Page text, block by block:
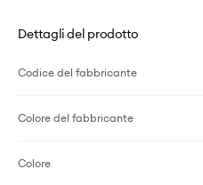
Dettagli del prodotto
Codice del fabbricante
Colore del fabbricante
Colore